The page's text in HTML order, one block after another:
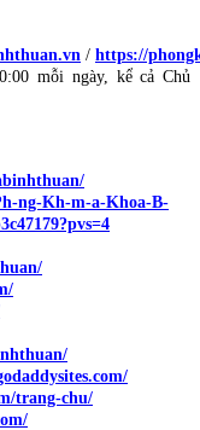
/ https://
mỗi ngày, kể cả Chủ
ng-Kh-m-a-Khoa-B-
trang-chu/